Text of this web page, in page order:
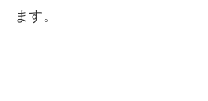
ます。